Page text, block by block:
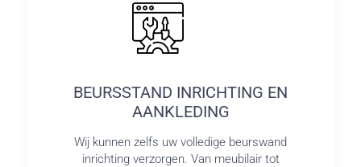
BEURSSTAND INRICHTING EN
AANKLEDING
Wij kunnen zelfs uw volledige beurswand
inrichting verzorgen. Van meubilair tot